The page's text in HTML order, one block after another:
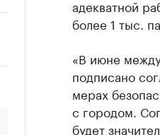
адекватной
более 1 тыс.
«В июне
подписано
мерах
с городом.
будет